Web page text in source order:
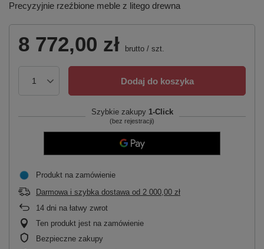
Precyzyjnie rzeźbione meble z litego drewna
8 772,00 zł brutto / szt.
Dodaj do koszyka
Szybkie zakupy 1-Click
(bez rejestracji)
Produkt na zamówienie
Darmowa i szybka dostawa od 2 000,00 zł
14 dni na łatwy zwrot
Ten produkt jest na zamówienie
Bezpieczne zakupy